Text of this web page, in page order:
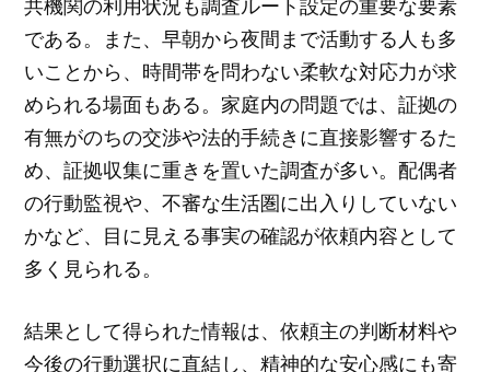
共機関の利用状況も調査ルート設定の重要な要素
である。また、早朝から夜間まで活動する人も多
いことから、時間帯を問わない柔軟な対応力が求
められる場面もある。家庭内の問題では、証拠の
有無がのちの交渉や法的手続きに直接影響するた
め、証拠収集に重きを置いた調査が多い。配偶者
の行動監視や、不審な生活圏に出入りしていない
かなど、目に見える事実の確認が依頼内容として
多く見られる。
結果として得られた情報は、依頼主の判断材料や
今後の行動選択に直結し、精神的な安心感にも寄